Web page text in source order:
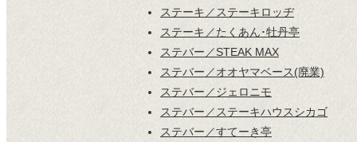
ステーキ／ステーキロッヂ
ステーキ／たくあん･牡丹亭
ステバー／STEAK MAX
ステバー／オオヤマベース(廃業)
ステバー／ジェロニモ
ステバー／ステーキハウスシカゴ
ステバー／すてーき亭